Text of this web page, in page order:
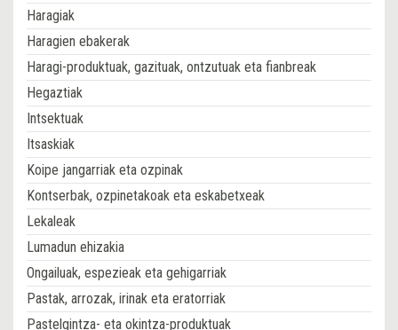
Haragiak
Haragien ebakerak
Haragi-produktuak, gazituak, ontzutuak eta fianbreak
Hegaztiak
Intsektuak
Itsaskiak
Koipe jangarriak eta ozpinak
Kontserbak, ozpinetakoak eta eskabetxeak
Lekaleak
Lumadun ehizakia
Ongailuak, espezieak eta gehigarriak
Pastak, arrozak, irinak eta eratorriak
Pastelgintza- eta okintza-produktuak